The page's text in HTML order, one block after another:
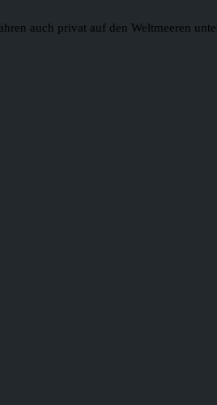
auch privat auf den Weltmeeren